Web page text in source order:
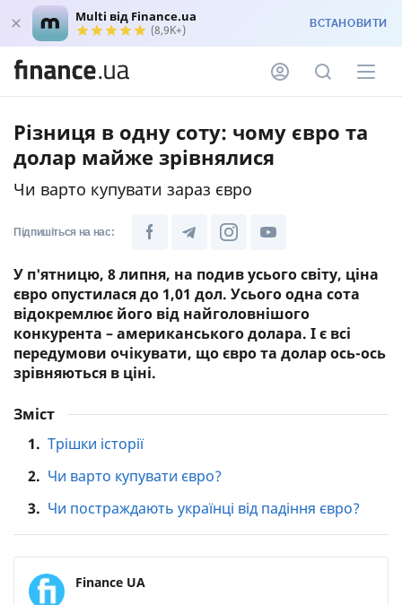
Multi від Finance.ua
(8,9K+) ВСТАНОВИТИ
Різниця в одну соту: чому євро та
долар майже зрівнялися
Чи варто купувати зараз євро
Підпишіться на нас:
У п'ятницю, 8 липня, на подив усього світу, ціна
євро опустилася до 1,01 дол. Усього одна сота
відокремлює його від найголовнішого
конкурента – американського долара. І є всі
передумови очікувати, що євро та долар ось-ось
зрівняються в ціні.
Зміст
1. Трішки історії
2. Чи варто купувати євро?
3. Чи постраждають українці від падіння євро?
Finance UA